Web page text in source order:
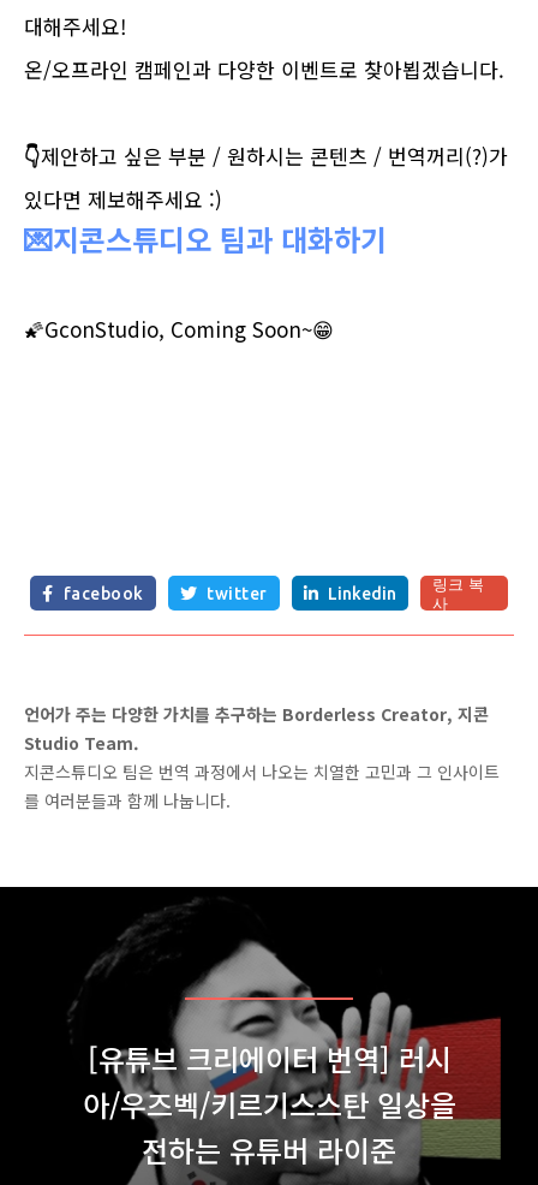
대해주세요!
온/오프라인 캠페인과 다양한 이벤트로 찾아뵙겠습니다.
👇제안하고 싶은 부분 / 원하시는 콘텐츠 / 번역꺼리(?)가
있다면 제보해주세요 :)
💌지콘스튜디오 팀과 대화하기
🌠GconStudio, Coming Soon~😁
 facebook  twitter  Linkedin
링크 복
사
언어가 주는 다양한 가치를 추구하는 Borderless Creator, 지콘
Studio Team.
지콘스튜디오 팀은 번역 과정에서 나오는 치열한 고민과 그 인사이트
를 여러분들과 함께 나눕니다.
[유튜브 크리에이터 번역] 러시
아/우즈벡/키르기스스탄 일상을
전하는 유튜버 라이준